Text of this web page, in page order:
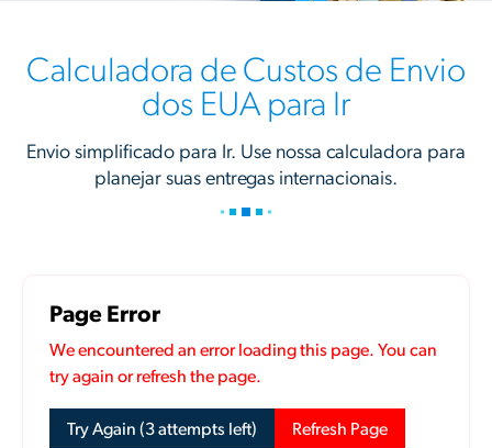
Calculadora de Custos de Envio
dos EUA para Ir
Envio simplificado para Ir. Use nossa calculadora para
planejar suas entregas internacionais.